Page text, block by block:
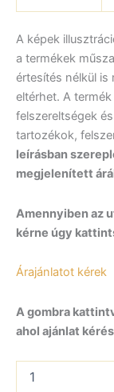
A képek
a termékek
értesítés nélkül is
eltérhet. A
felszereltségek
tartozékok,
leírásban
megjelenített
Amennyiben az
kérne úgy
Árajánlatot kérek
A gombra
ahol ajánlat
nélküli